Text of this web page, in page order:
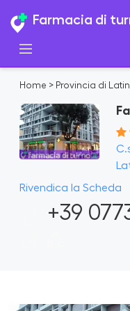
Farmacia di
Home > Provincia di
Rivendica la Scheda
+39